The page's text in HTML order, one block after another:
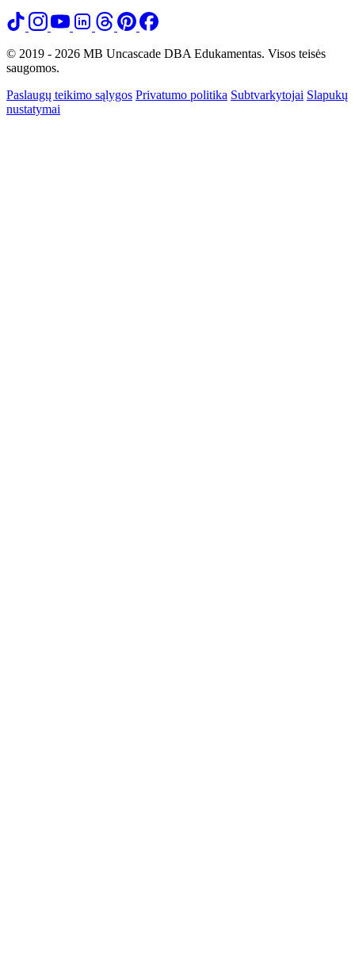
© 2019 - 2026 MB Uncascade DBA Edukamentas. Visos teisės
saugomos.
Paslaugų teikimo sąlygos Privatumo politika Subtvarkytojai Slapukų
nustatymai